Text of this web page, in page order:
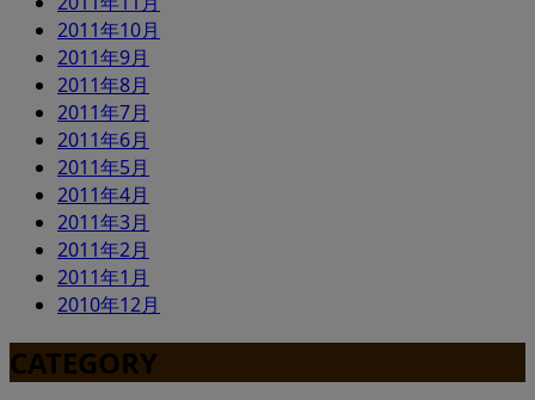
2011年10月
2011年9月
2011年8月
2011年7月
2011年6月
2011年5月
2011年4月
2011年3月
2011年2月
2011年1月
2010年12月
CATEGORY